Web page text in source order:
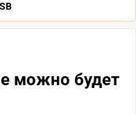
можно будет